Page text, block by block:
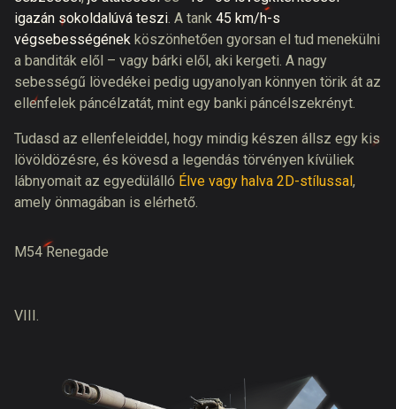
igazán sokoldalúvá teszi. A tank 45 km/h-s
végsebességének köszönhetően gyorsan el tud menekülni
a banditák elől – vagy bárki elől, aki kergeti. A nagy
sebességű lövedékei pedig ugyanolyan könnyen törik át az
ellenfelek páncélzatát, mint egy banki páncélszekrényt.
Tudasd az ellenfeleiddel, hogy mindig készen állsz egy kis
lövöldözésre, és kövesd a legendás törvényen kívüliek
lábnyomait az egyedülálló Élve vagy halva 2D-stílussal,
amely önmagában is elérhető.
M54 Renegade
VIII.